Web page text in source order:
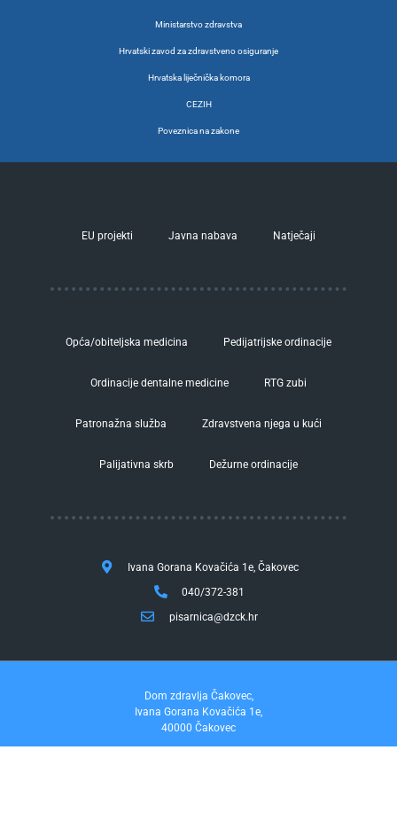
Ministarstvo zdravstva
Hrvatski zavod za zdravstveno osiguranje
Hrvatska liječnička komora
CEZIH
Poveznica na zakone
EU projekti Javna nabava Natječaji
Opća/obiteljska medicina Pedijatrijske ordinacije
Ordinacije dentalne medicine RTG zubi
Patronažna služba Zdravstvena njega u kući
Palijativna skrb Dežurne ordinacije
Ivana Gorana Kovačića 1e, Čakovec
040/372-381
pisarnica@dzck.hr
Dom zdravlja Čakovec,
Ivana Gorana Kovačića 1e,
40000 Čakovec